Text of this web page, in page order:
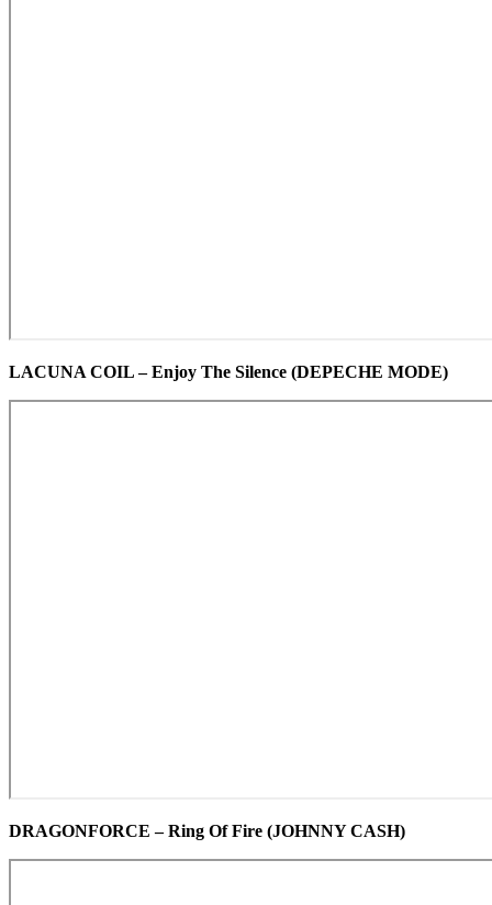
LACUNA COIL – Enjoy The Silence (DEPECHE MODE)
DRAGONFORCE – Ring Of Fire (JOHNNY CASH)